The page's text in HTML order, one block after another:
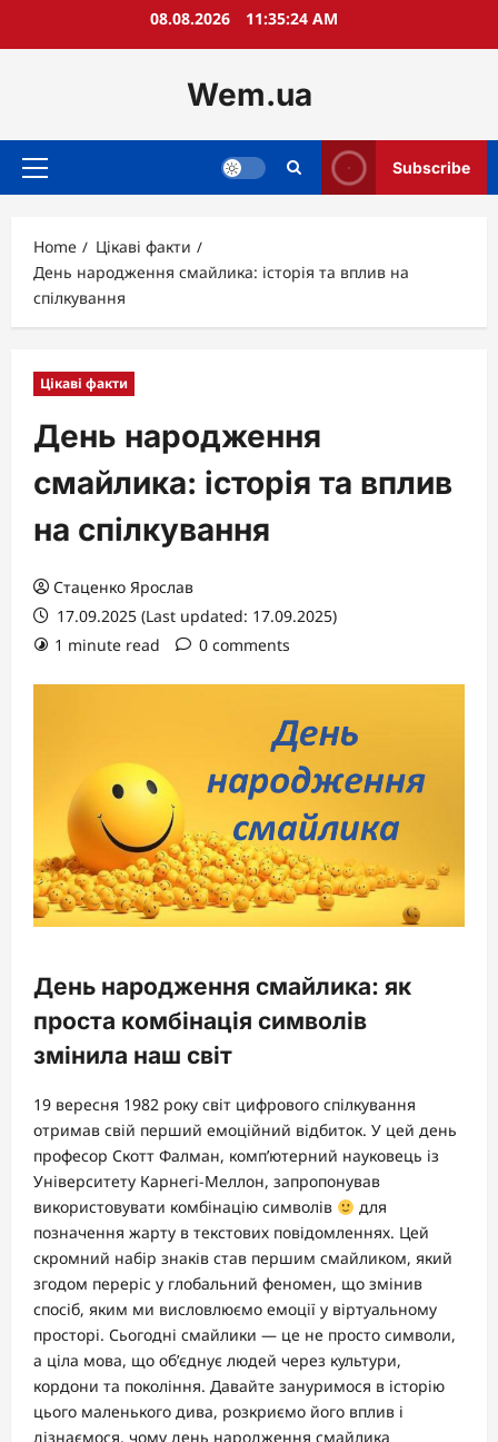
08.08.2026 11:35:25 AM
Wem.ua
Primary
Subscribe
Home
Цікаві факти
День народження смайлика: історія та вплив на
спілкування
Цікаві факти
День народження
смайлика: історія та вплив
на спілкування
Стаценко Ярослав
17.09.2025 (Last updated: 17.09.2025)
1 minute read
0 comments
День народження смайлика: як
проста комбінація символів
змінила наш світ
19 вересня 1982 року світ цифрового спілкування
отримав свій перший емоційний відбиток. У цей день
професор Скотт Фалман, комп’ютерний науковець із
Університету Карнегі-Меллон, запропонував
використовувати комбінацію символів
для
позначення жарту в текстових повідомленнях. Цей
скромний набір знаків став першим смайликом, який
згодом переріс у глобальний феномен, що змінив
спосіб, яким ми висловлюємо емоції у віртуальному
просторі. Сьогодні смайлики — це не просто символи,
а ціла мова, що об’єднує людей через культури,
кордони та покоління. Давайте зануримося в історію
цього маленького дива, розкриємо його вплив і
дізнаємося, чому день народження смайлика